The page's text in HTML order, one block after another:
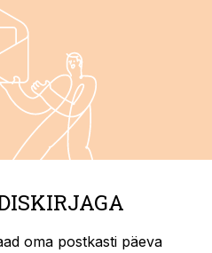
oma postkasti päeva